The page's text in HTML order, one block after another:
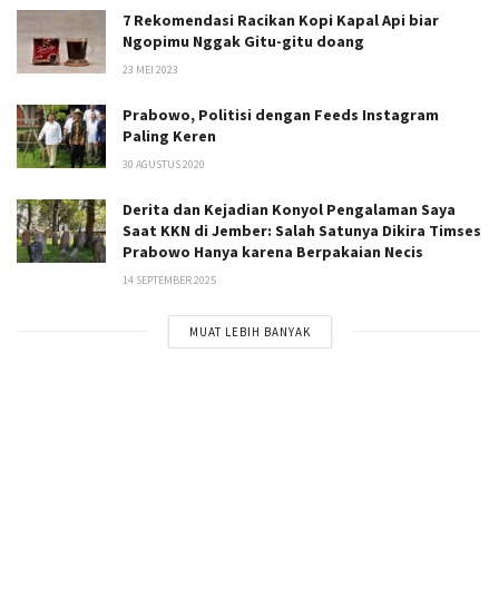
7 Rekomendasi Racikan Kopi Kapal Api biar
Ngopimu Nggak Gitu-gitu doang
23 MEI 2023
Prabowo, Politisi dengan Feeds Instagram
Paling Keren
30 AGUSTUS 2020
Derita dan Kejadian Konyol Pengalaman Saya
Saat KKN di Jember: Salah Satunya Dikira Timses
Prabowo Hanya karena Berpakaian Necis
14 SEPTEMBER 2025
MUAT LEBIH BANYAK